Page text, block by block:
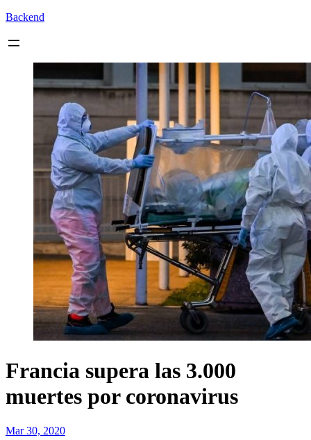
Backend
Francia supera las 3.000
muertes por coronavirus
Mar 30, 2020